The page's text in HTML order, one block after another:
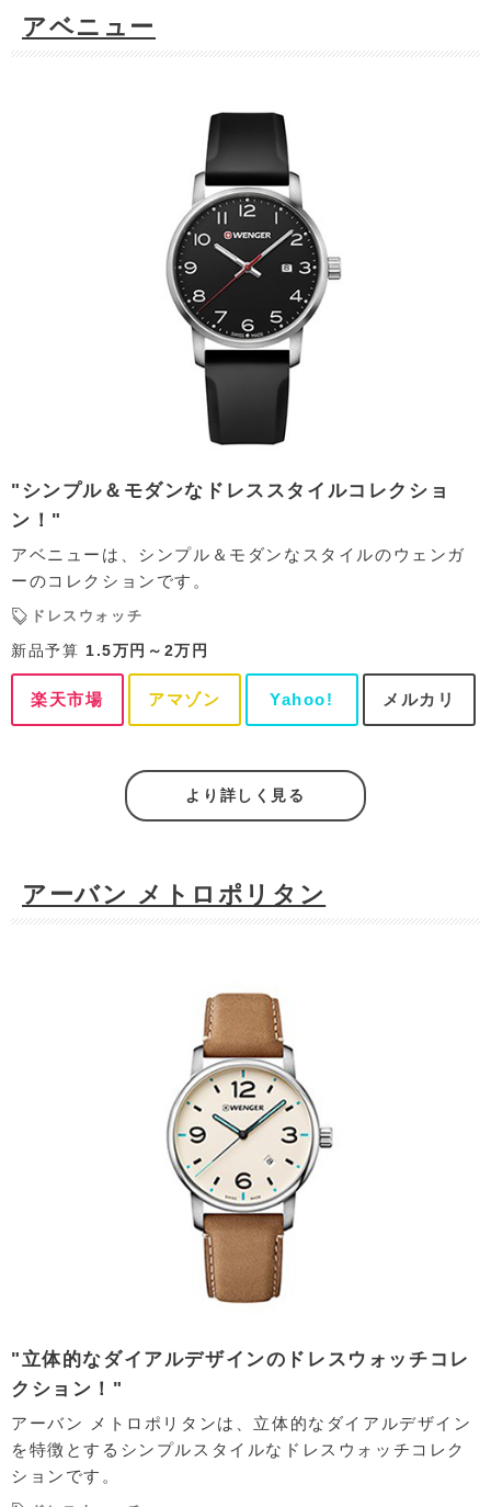
アベニュー
"シンプル＆モダンなドレススタイルコレクショ
ン！"
アベニューは、シンプル＆モダンなスタイルのウェンガ
ーのコレクションです。
ドレスウォッチ
新品予算 1.5万円～2万円
楽天市場 アマゾン Yahoo! メルカリ
より詳しく見る
アーバン メトロポリタン
"立体的なダイアルデザインのドレスウォッチコレ
クション！"
アーバン メトロポリタンは、立体的なダイアルデザイン
を特徴とするシンプルスタイルなドレスウォッチコレク
ションです。